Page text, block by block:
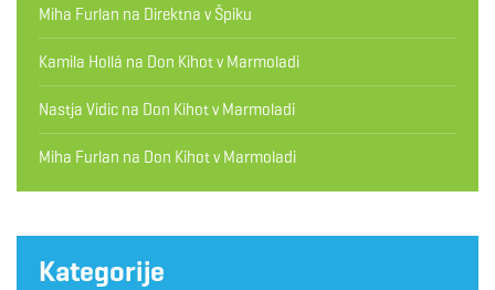
Miha Furlan na Direktna v Špiku
Kamila Hollá na Don Kihot v Marmoladi
Nastja Vidic na Don Kihot v Marmoladi
Miha Furlan na Don Kihot v Marmoladi
Kategorije